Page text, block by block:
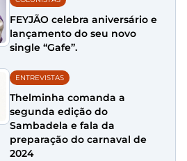
FEYJÃO celebra aniversário e
lançamento do seu novo
single “Gafe”.
ENTREVISTAS
Thelminha comanda a
segunda edição do
Sambadela e fala da
preparação do carnaval de
2024